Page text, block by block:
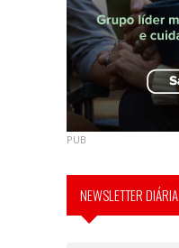
PUB
NEWSLETTER DIÁRIA